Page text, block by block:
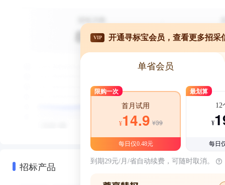
招标产品
VIP 开通寻标宝会员，查看更多招采
单省会员
限购一次
首月试用
¥14.9 ¥39
每日仅0.48元
最划算
12
¥
每日
到期29元/月/省自动续费，可随时取消。